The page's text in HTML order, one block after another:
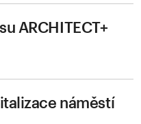
ARCHITECT+
náměstí